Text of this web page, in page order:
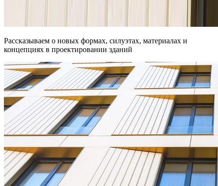
Рассказываем о новых формах, силуэтах, материалах и
концепциях в проектировании зданий